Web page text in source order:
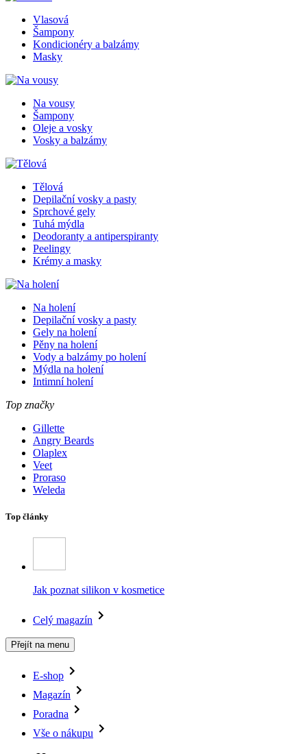
Vlasová
Šampony
Kondicionéry a balzámy
Masky
Na vousy
Šampony
Oleje a vosky
Vosky a balzámy
Tělová
Depilační vosky a pasty
Sprchové gely
Tuhá mýdla
Deodoranty a antiperspiranty
Peelingy
Krémy a masky
Na holení
Depilační vosky a pasty
Gely na holení
Pěny na holení
Vody a balzámy po holení
Mýdla na holení
Intimní holení
Top značky
Gillette
Angry Beards
Olaplex
Veet
Proraso
Weleda
Top články
Jak poznat silikon v kosmetice
Celý magazín
Přejít na menu
E-shop
Magazín
Poradna
Vše o nákupu